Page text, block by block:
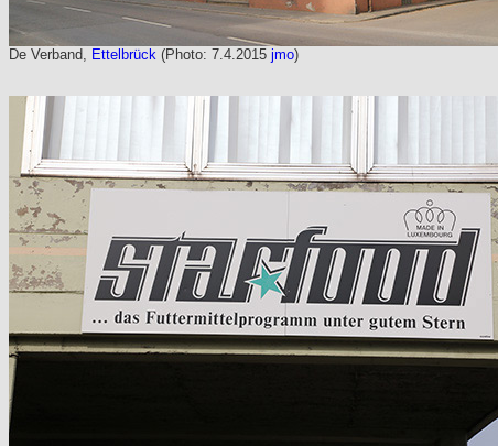
De Verband, Ettelbrück (Photo: 7.4.2015 jmo)